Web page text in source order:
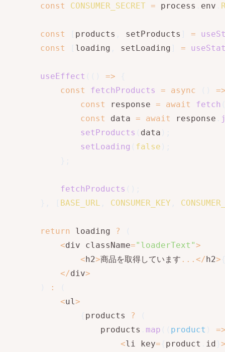
const
CONSUMER_SECRET = process env
const products setProducts =
const
loading setLoading =
useEffect =>
const
fetchProducts = async
const
response = await fetch
const
data = await response
setProducts
data
setLoading
false
fetchProducts
BASE_URL CONSUMER_KEY
return loading ?
<div className="loaderText">
<h2>商品を取得しています ... </h2>
</div>
:
<ul >
products ?
                products
map product
<li key= product id